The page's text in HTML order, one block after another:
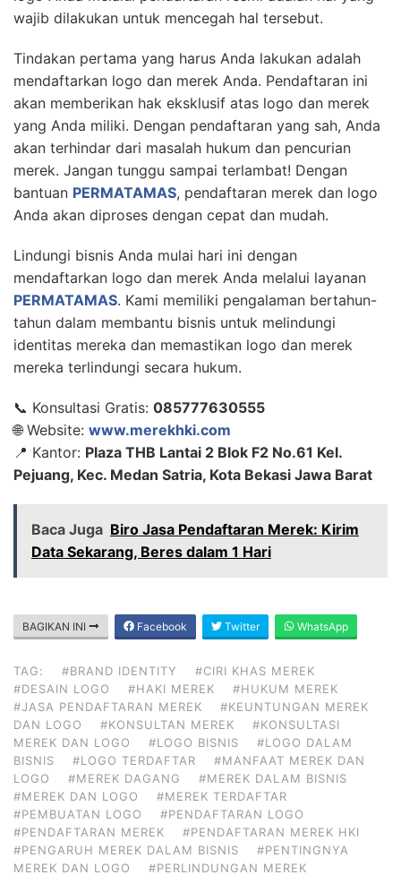
wajib dilakukan untuk mencegah hal tersebut.
Tindakan pertama yang harus Anda lakukan adalah
mendaftarkan logo dan merek Anda. Pendaftaran ini
akan memberikan hak eksklusif atas logo dan merek
yang Anda miliki. Dengan pendaftaran yang sah, Anda
akan terhindar dari masalah hukum dan pencurian
merek. Jangan tunggu sampai terlambat! Dengan
bantuan PERMATAMAS, pendaftaran merek dan logo
Anda akan diproses dengan cepat dan mudah.
Lindungi bisnis Anda mulai hari ini dengan
mendaftarkan logo dan merek Anda melalui layanan
PERMATAMAS. Kami memiliki pengalaman bertahun-
tahun dalam membantu bisnis untuk melindungi
identitas mereka dan memastikan logo dan merek
mereka terlindungi secara hukum.
📞 Konsultasi Gratis: 085777630555
🌐 Website: www.merekhki.com
📍 Kantor: Plaza THB Lantai 2 Blok F2 No.61 Kel.
Pejuang, Kec. Medan Satria, Kota Bekasi Jawa Barat
Baca Juga Biro Jasa Pendaftaran Merek: Kirim
Data Sekarang, Beres dalam 1 Hari
BAGIKAN INI Facebook Twitter WhatsApp
TAG: #BRAND IDENTITY
#CIRI KHAS MEREK
#DESAIN LOGO
#HAKI MEREK
#HUKUM MEREK
#JASA PENDAFTARAN MEREK
#KEUNTUNGAN MEREK
DAN LOGO
#KONSULTAN MEREK
#KONSULTASI
MEREK DAN LOGO
#LOGO BISNIS
#LOGO DALAM
BISNIS
#LOGO TERDAFTAR
#MANFAAT MEREK DAN
LOGO
#MEREK DAGANG
#MEREK DALAM BISNIS
#MEREK DAN LOGO
#MEREK TERDAFTAR
#PEMBUATAN LOGO
#PENDAFTARAN LOGO
#PENDAFTARAN MEREK
#PENDAFTARAN MEREK HKI
#PENGARUH MEREK DALAM BISNIS
#PENTINGNYA
MEREK DAN LOGO
#PERLINDUNGAN MEREK